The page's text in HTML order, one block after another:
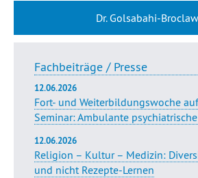
Dr. Golsabahi-
Fachbeiträge / Presse
12.06.2026
Fort- und Weiterbildungswoche
Seminar: Ambulante
12.06.2026
Religion – Kultur – Medizin:
und nicht Rezepte-Lernen